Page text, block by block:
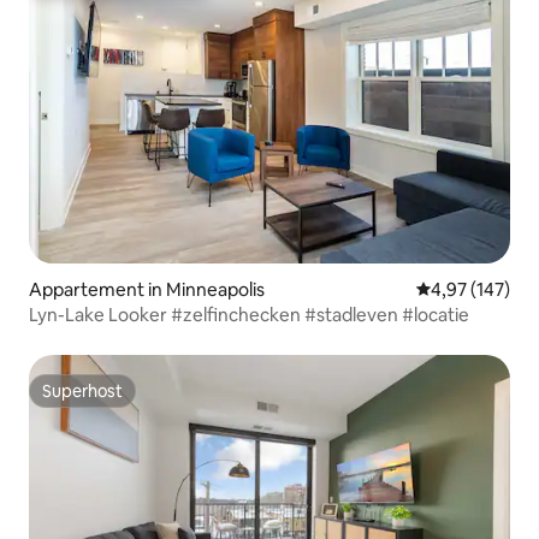
Appartement in Minneapolis Gemiddelde
4,97 (147)
Lyn-Lake Looker #zelfinchecken #stadleven #locatie
Superhost
Superhost